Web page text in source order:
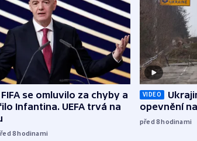
se omluvilo za chyby a
Infantina. UEFA trvá na
8hodinami
VIDEO
opevnění
před 8hodinami